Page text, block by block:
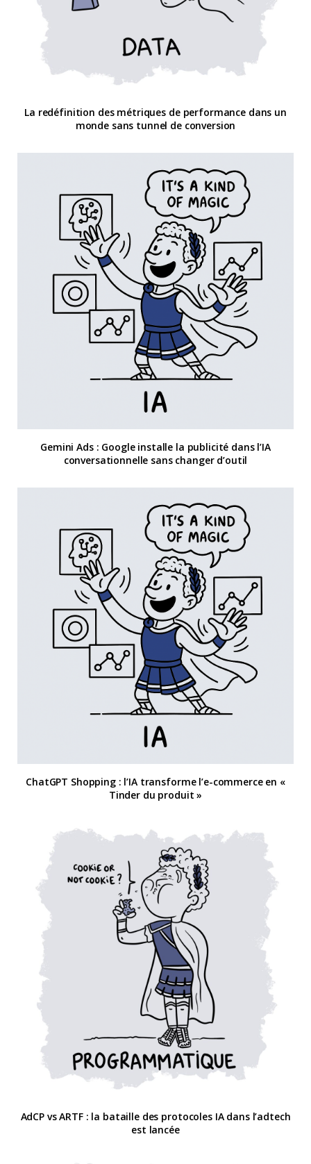
La redéfinition des métriques de performance dans un
monde sans tunnel de conversion
Gemini Ads : Google installe la publicité dans l’IA
conversationnelle sans changer d’outil
ChatGPT Shopping : l’IA transforme l’e-commerce en «
Tinder du produit »
AdCP vs ARTF : la bataille des protocoles IA dans l’adtech
est lancée